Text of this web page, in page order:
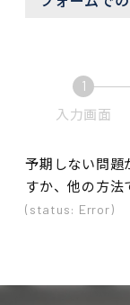
1
入力画面
予期しない問題
すか、他の方法
(status: Error)